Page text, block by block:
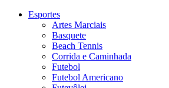
Esportes
Artes Marciais
Basquete
Beach Tennis
Corrida e Caminhada
Futebol
Futebol Americano